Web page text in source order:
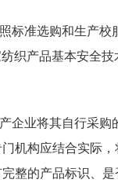
标准选购和生产
织产品基本安全
企业将其自行采
机构应结合实际
整的产品标识、